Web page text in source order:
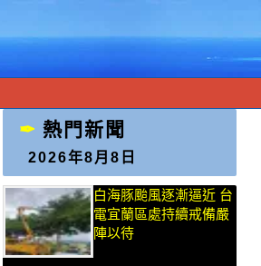
熱門新聞
2026年8月8日
白海豚颱風逐漸逼近 台
電宜蘭區處持續戒備嚴
陣以待